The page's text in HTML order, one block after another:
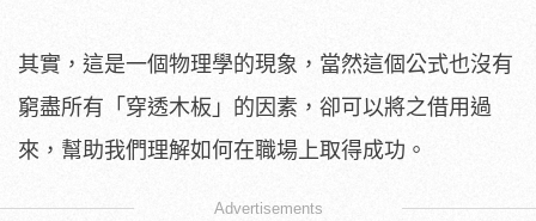
其實，這是一個物理學的現象，當然這個公式也沒有
窮盡所有「穿透木板」的因素，卻可以將之借用過
來，幫助我們理解如何在職場上取得成功。
Advertisements